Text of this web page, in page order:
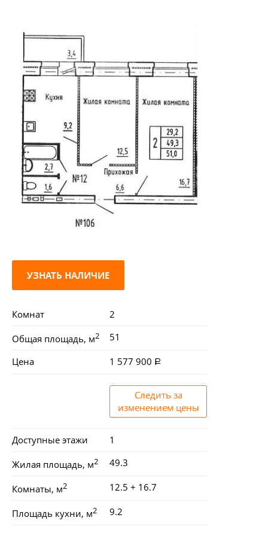
УЗНАТЬ НАЛИЧИЕ
Комнат 2
Общая площадь, м2 51
Цена 1 577 900
Следить за
изменением цены
Доступные этажи 1
Жилая площадь, м2 49.3
Комнаты, м2 12.5 + 16.7
Площадь кухни, м2 9.2